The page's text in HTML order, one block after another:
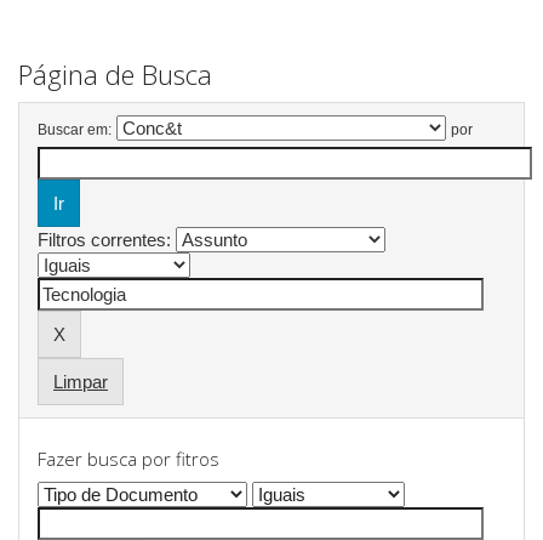
Página de Busca
Buscar em: por
Filtros correntes:
Limpar
Fazer busca por fitros